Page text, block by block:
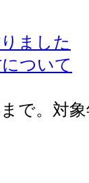
ました
ついて
で。対